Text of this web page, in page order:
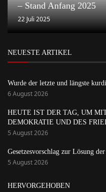
– Stand Anfang 2025
22 Juli 2025
NEUESTE ARTIKEL
Wurde der letzte und längste
6 August 2026
HEUTE IST DER TAG, UM
DEMOKRATIE UND DES
5 August 2026
Gesetzesvorschlag zur Lösung
5 August 2026
HERVORGEHOBEN